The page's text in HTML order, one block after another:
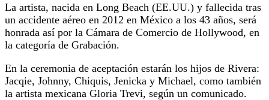
La artista, nacida en Long Beach (EE.UU.) y fallecida tras
un accidente aéreo en 2012 en México a los 43 años, será
honrada así por la Cámara de Comercio de Hollywood, en
la categoría de Grabación.
En la ceremonia de aceptación estarán los hijos de Rivera:
Jacqie, Johnny, Chiquis, Jenicka y Michael, como también
la artista mexicana Gloria Trevi, según un comunicado.